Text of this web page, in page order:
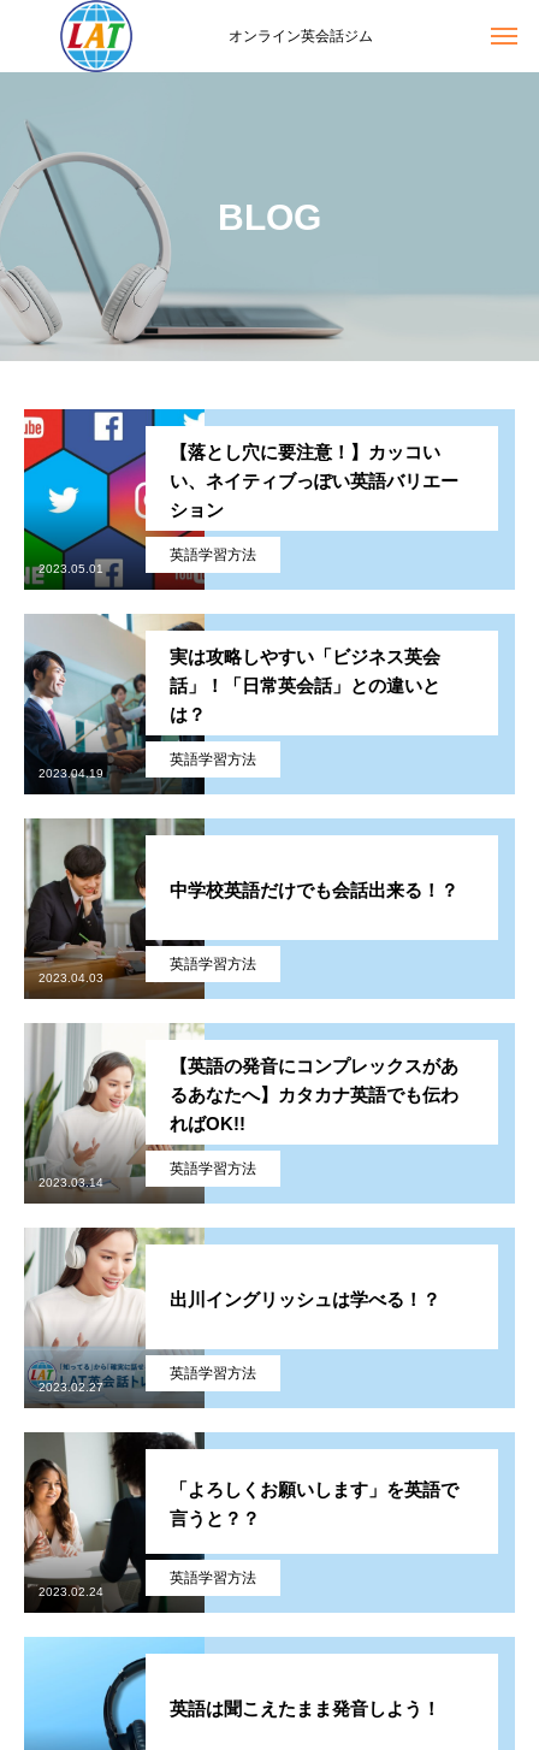
オンライン英会話ジム
BLOG
英語学習方法
【落とし穴に要注意！】カッコい
い、ネイティブっぽい英語バリエー
ション
2023.05.01
英語学習方法
実は攻略しやすい「ビジネス英会
話」！「日常英会話」との違いと
は？
2023.04.19
英語学習方法
中学校英語だけでも会話出来る！？
2023.04.03
英語学習方法
【英語の発音にコンプレックスがあ
るあなたへ】カタカナ英語でも伝わ
ればOK!!
2023.03.14
英語学習方法
出川イングリッシュは学べる！？
2023.02.27
英語学習方法
「よろしくお願いします」を英語で
言うと？？
2023.02.24
英語は聞こえたまま発音しよう！